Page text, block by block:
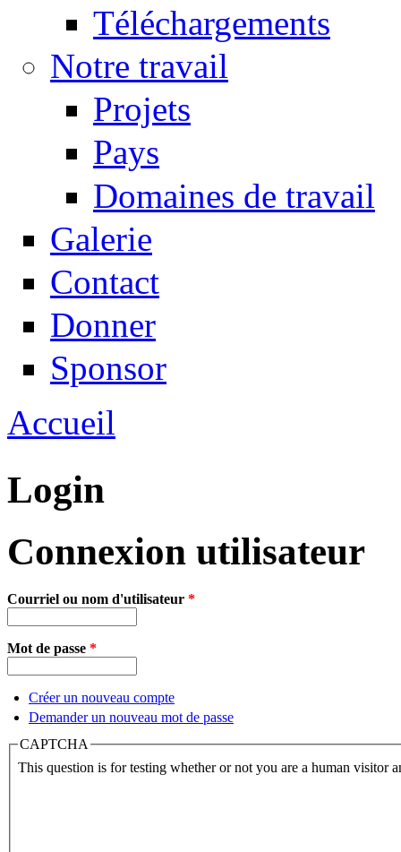
Téléchargements
Notre travail
Projets
Pays
Domaines de travail
Galerie
Contact
Donner
Sponsor
Vous êtes ici
Accueil
Login
Connexion utilisateur
Courriel ou nom d'utilisateur *
Mot de passe *
Créer un nouveau compte
Demander un nouveau mot de passe
CAPTCHA
This question is for testing whether or not you are a human visitor